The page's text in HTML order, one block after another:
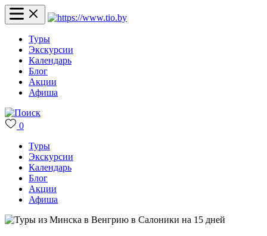
Туры
Экскурсии
Календарь
Блог
Акции
Афиша
0
Туры
Экскурсии
Календарь
Блог
Акции
Афиша